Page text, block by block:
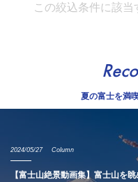
この絞込条件に該
夏の富士を満
2024/05/27 Column
【富士山絶景動画集】富士山を